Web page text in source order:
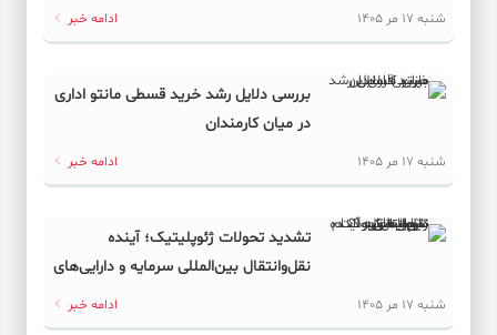
پیمان مکه و معادله ایران؛ بازی تازه آغاز شده است!
پول سعودی ته کشید، پایان تاریک لیگ روشن!
کد خبر: 62152
با خبرنگاران در روز خبرنگار
کد خبر: 62135
خدا بده برکت ولی چرا؟
کد خبر: 62119
شنبه 17 مر 1405 ادامه خبر
بررسی دلایل رشد خرید قسطی مانتو اداری
در میان کارمندان
شنبه 17 مر 1405 ادامه خبر
تشدید تحولات ژئوپلیتیک؛ آینده
نقل‌وانتقال بین‌المللی سرمایه و دارایی‌های
شنبه 17 مر 1405 ادامه خبر